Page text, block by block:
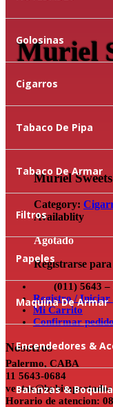
Golosinas
Cigarros
Tabaco De Pipa
Tabaco De Armar
Filtros
Papeles
Maquina De Armar
Encendedores &
Balanzas &
Muriel
Muriel
Category:
Availablity
Agotado
Registrarse
(011) 5643 –
Registro / Iniciar
Mi Carrito
Confirmar
Nosotros
Palermo, CABA
11 5643-0684
Horario de atencion: